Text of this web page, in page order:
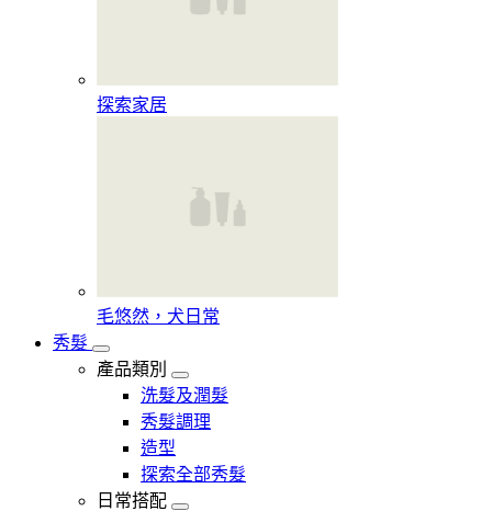
探索家居
毛悠然，犬日常
秀髮
產品類別
洗髮及潤髮
秀髮調理
造型
探索全部秀髮
日常搭配